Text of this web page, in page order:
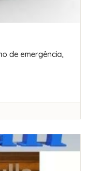
de emergência,